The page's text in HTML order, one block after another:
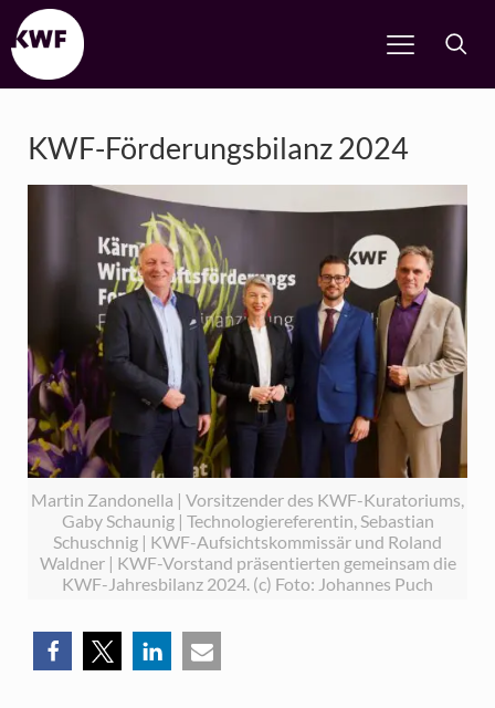
KWF-Förderungsbilanz 2024
Martin Zandonella | Vorsitzender des KWF-Kuratoriums,
Gaby Schaunig | Technologiereferentin, Sebastian
Schuschnig | KWF-Aufsichtskommissär und Roland
Waldner | KWF-Vorstand präsentierten gemeinsam die
KWF-Jahresbilanz 2024. (c) Foto: Johannes Puch